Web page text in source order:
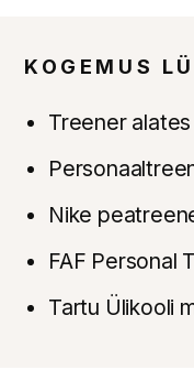
KOGEMUS
Treener
Nike
FAF Personal
Tartu Ülikooli